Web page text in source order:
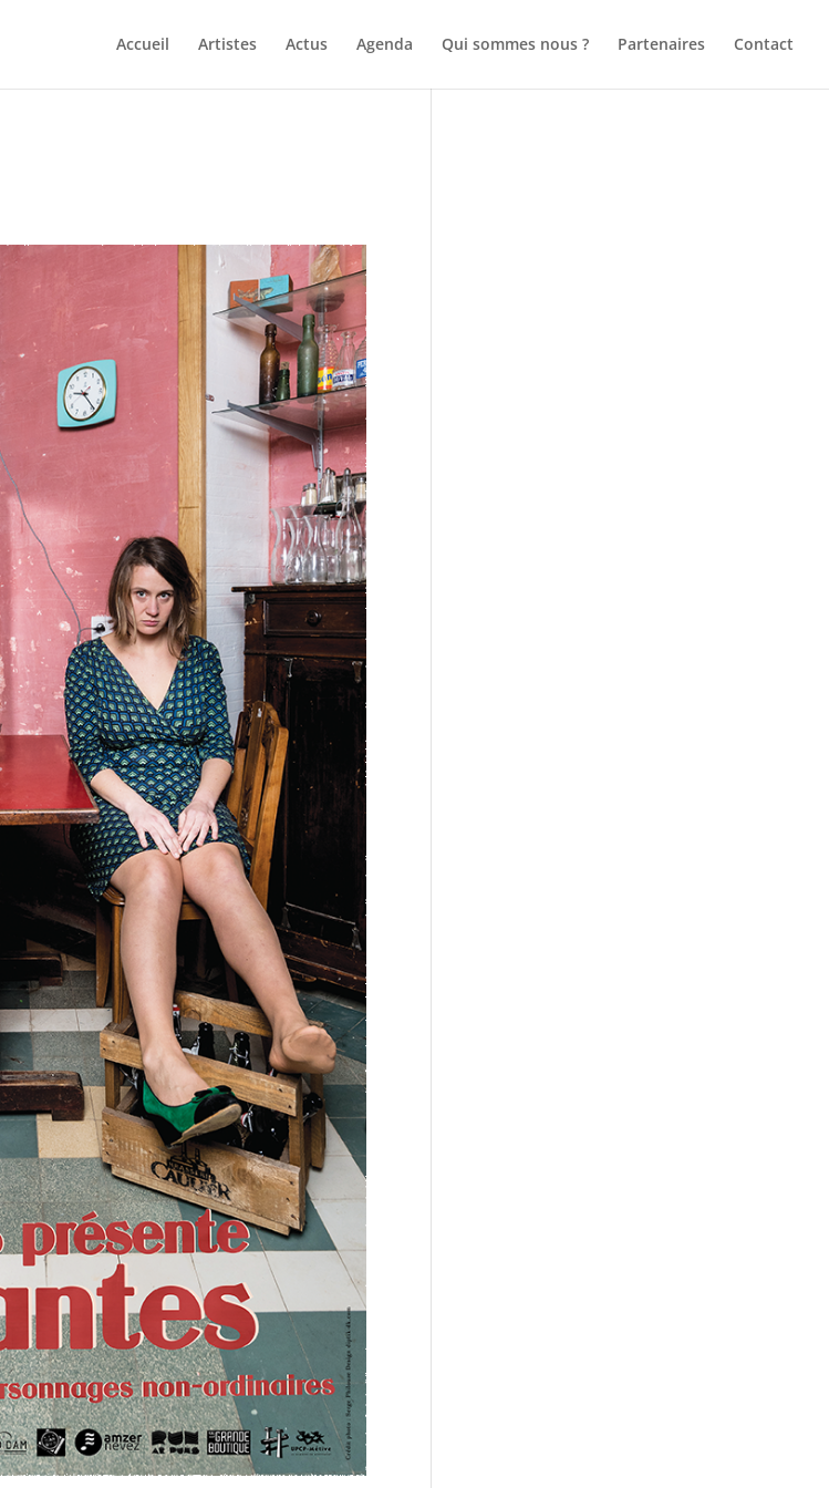
Accueil Artistes Actus Agenda Qui sommes nous ? Partenaires Contact